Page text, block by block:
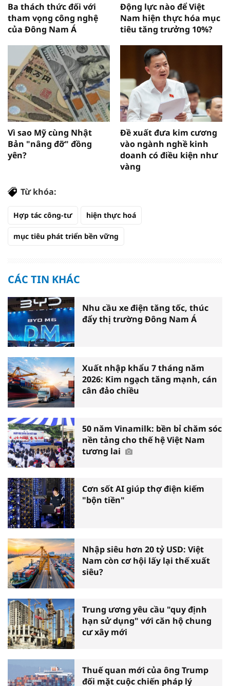
Ba thách thức đối với
tham vọng công nghệ
của Đông Nam Á
Động lực nào để Việt
Nam hiện thực hóa mục
tiêu tăng trưởng 10%?
Vì sao Mỹ cùng Nhật
Bản "nâng đỡ" đồng
yên?
Đề xuất đưa kim cương
vào ngành nghề kinh
doanh có điều kiện như
vàng
Từ khóa:
Hợp tác công-tư hiện thực hoá
mục tiêu phát triển bền vững
CÁC TIN KHÁC
Nhu cầu xe điện tăng tốc, thúc
đẩy thị trường Đông Nam Á
Xuất nhập khẩu 7 tháng năm
2026: Kim ngạch tăng mạnh, cán
cân đảo chiều
50 năm Vinamilk: bền bỉ chăm sóc
nền tảng cho thế hệ Việt Nam
tương lai
Cơn sốt AI giúp thợ điện kiếm
"bộn tiền"
Nhập siêu hơn 20 tỷ USD: Việt
Nam còn cơ hội lấy lại thế xuất
siêu?
Trung ương yêu cầu "quy định
hạn sử dụng" với căn hộ chung
cư xây mới
Thuế quan mới của ông Trump
đối mặt cuộc chiến pháp lý